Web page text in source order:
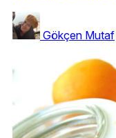
Gökçen Mutaf